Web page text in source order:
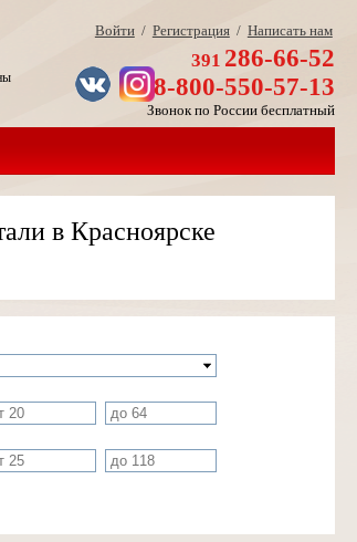
Войти/ Регистрация/ Написать нам
391 286-66-52
8-800-550-57-13
Звонок по России бесплатный
в Красноярске